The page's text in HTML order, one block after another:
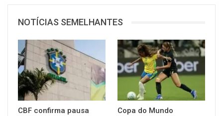
NOTÍCIAS SEMELHANTES
CBF confirma pausa
Copa do Mundo